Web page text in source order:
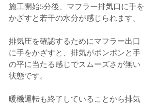
施工開始5分後、マフラー排気口に手を
かざすと若干の水分が感じられます。
排気圧を確認するためにマフラー出口
に手をかざすと、排気がポンポンと手
の平に当たる感じでスムーズさが無い
状態です。
暖機運転も終了していることから排気